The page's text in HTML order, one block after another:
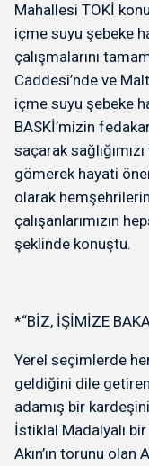
Mahallesi TOKİ
içme suyu şebeke
çalışmalarını
Caddesi’nde ve
içme suyu şebeke
BASKİ’mizin
saçarak
gömerek hayati
olarak
çalışanlarımızın
şeklinde konuştu.
*“BİZ, İŞİMİZE
Yerel seçimlerde
geldiğini dile getiren
adamış bir
İstiklal Madalyalı
Akın’ın torunu